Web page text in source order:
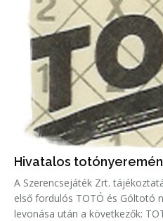
Hivatalos
A Szerencsejáték Zrt.
első fordulós TOTÓ és Góltotó
levonása után a következők: TOTÓ: 13+1 találatos szelvény